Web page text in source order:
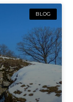
BLOG